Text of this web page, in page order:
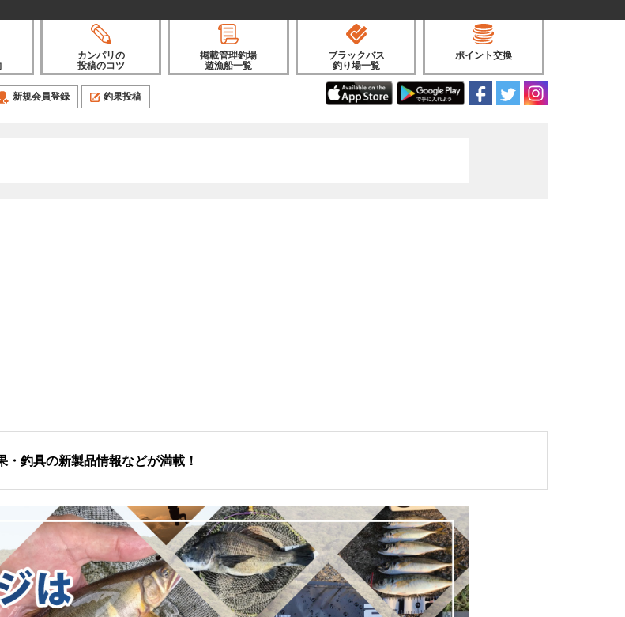
カンパリの
投稿のコツ
掲載管理釣場
遊漁船一覧
ブラックバス
釣り場一覧
ポイント交換
新規会員登録 釣果投稿
釣具の新製品情報などが満載！